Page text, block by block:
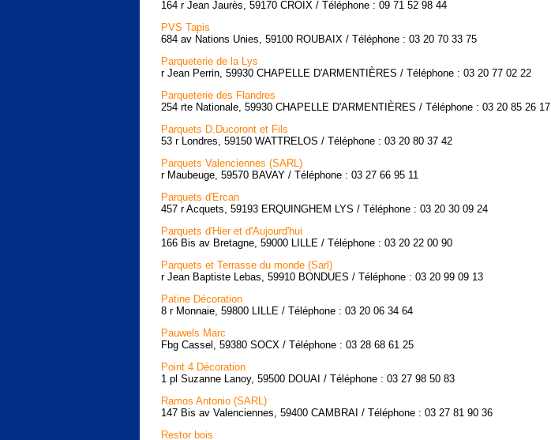
164 r Jean Jaurès, 59170 CROIX / Téléphone : 09 71 52 98 44
PVS Tapis
684 av Nations Unies, 59100 ROUBAIX / Téléphone : 03 20 70 33 75
Parqueterie de la Lys
r Jean Perrin, 59930 CHAPELLE D'ARMENTIÈRES / Téléphone : 03 20 77 02 22
Parqueterie des Flandres
254 rte Nationale, 59930 CHAPELLE D'ARMENTIÈRES / Téléphone : 03 20 85 26 17
Parquets D.Ducoront et Fils
53 r Londres, 59150 WATTRELOS / Téléphone : 03 20 80 37 42
Parquets Valenciennes (SARL)
r Maubeuge, 59570 BAVAY / Téléphone : 03 27 66 95 11
Parquets d'Ercan
457 r Acquets, 59193 ERQUINGHEM LYS / Téléphone : 03 20 30 09 24
Parquets d'Hier et d'Aujourd'hui
166 Bis av Bretagne, 59000 LILLE / Téléphone : 03 20 22 00 90
Parquets et Terrasse du monde (Sarl)
r Jean Baptiste Lebas, 59910 BONDUES / Téléphone : 03 20 99 09 13
Patine Décoration
8 r Monnaie, 59800 LILLE / Téléphone : 03 20 06 34 64
Pauwels Marc
Fbg Cassel, 59380 SOCX / Téléphone : 03 28 68 61 25
Point 4 Décoration
1 pl Suzanne Lanoy, 59500 DOUAI / Téléphone : 03 27 98 50 83
Ramos Antonio (SARL)
147 Bis av Valenciennes, 59400 CAMBRAI / Téléphone : 03 27 81 90 36
Restor bois